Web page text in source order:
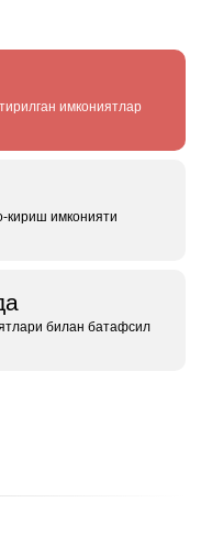
имкониятлар
имконияти
билан батафсил